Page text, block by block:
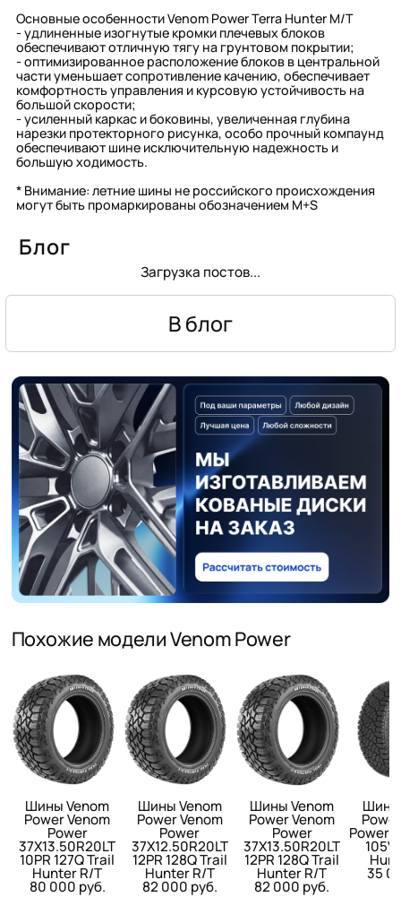
Основные особенности Venom Power Terra Hunter M/T
- удлиненные изогнутые кромки плечевых блоков
обеспечивают отличную тягу на грунтовом покрытии;
- оптимизированное расположение блоков в центральной
части уменьшает сопротивление качению, обеспечивает
комфортность управления и курсовую устойчивость на
большой скорости;
- усиленный каркас и боковины, увеличенная глубина
нарезки протекторного рисунка, особо прочный компаунд
обеспечивают шине исключительную надежность и
большую ходимость.
* Внимание: летние шины не российского происхождения
могут быть промаркированы обозначением M+S
Блог
Загрузка постов...
В блог
Похожие модели Venom Power
Шины Venom
Power Venom
Power
37X13.50R20LT
10PR 127Q Trail
Hunter R/T
80 000 руб.
Шины Venom
Power Venom
Power
37X12.50R20LT
12PR 128Q Trail
Hunter R/T
82 000 руб.
Шины Venom
Power Venom
Power
37X13.50R20LT
12PR 128Q Trail
Hunter R/T
82 000 руб.
Шины
Power
105V
35